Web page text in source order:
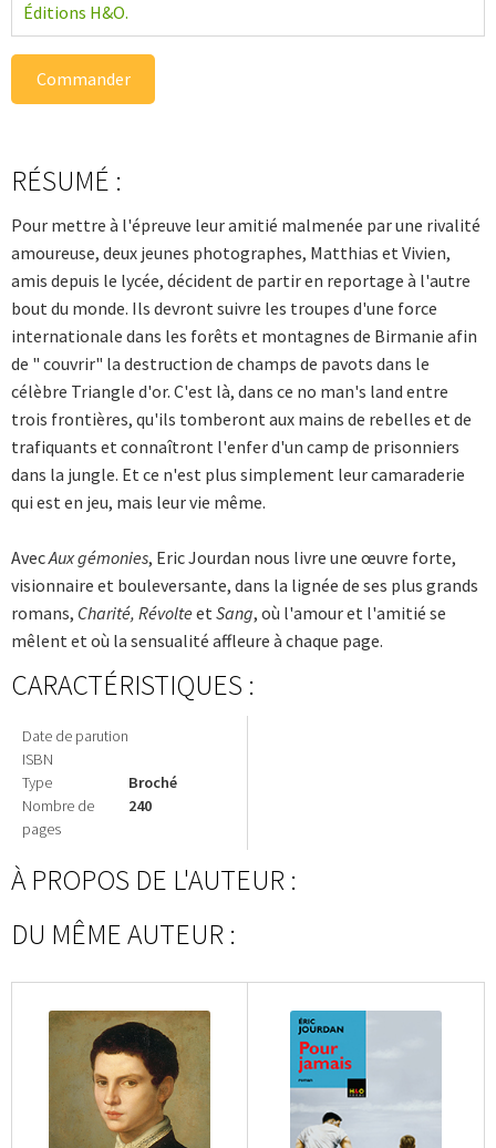
Éditions H&O.
Commander
RÉSUMÉ :
Pour mettre à l'épreuve leur amitié malmenée par une rivalité
amoureuse, deux jeunes photographes, Matthias et Vivien,
amis depuis le lycée, décident de partir en reportage à l'autre
bout du monde. Ils devront suivre les troupes d'une force
internationale dans les forêts et montagnes de Birmanie afin
de " couvrir" la destruction de champs de pavots dans le
célèbre Triangle d'or. C'est là, dans ce no man's land entre
trois frontières, qu'ils tomberont aux mains de rebelles et de
trafiquants et connaîtront l'enfer d'un camp de prisonniers
dans la jungle. Et ce n'est plus simplement leur camaraderie
qui est en jeu, mais leur vie même.
AvecAux gémonies, Eric Jourdan nous livre une œuvre forte,
visionnaire et bouleversante, dans la lignée de ses plus grands
romans, Charité, Révolte etSang, où l'amour et l'amitié se
mêlent et où la sensualité affleure à chaque page.
CARACTÉRISTIQUES :
Date de parution
ISBN
Type
Nombre de
pages
Broché
240
À PROPOS DE L'AUTEUR :
DU MÊME AUTEUR :